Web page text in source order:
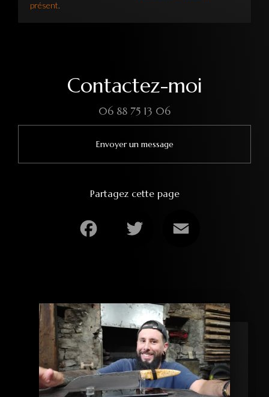
présent.
Contactez-moi
06 88 75 13 06
Envoyer un message
Partagez cette page